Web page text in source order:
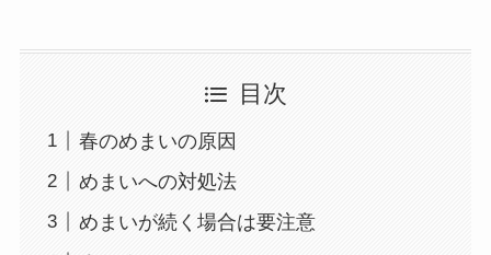
目次
春のめまいの原因
めまいへの対処法
めまいが続く場合は要注意